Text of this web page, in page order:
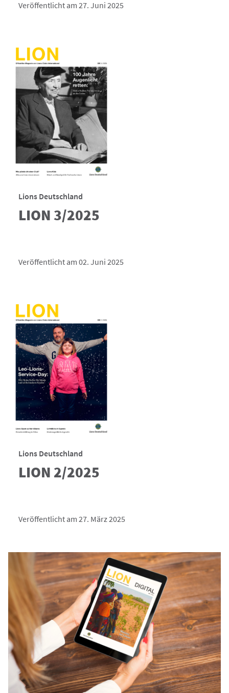
Veröffentlicht am 27. Juni 2025
Lions Deutschland
LION 3/2025
Veröffentlicht am 02. Juni 2025
Lions Deutschland
LION 2/2025
Veröffentlicht am 27. März 2025